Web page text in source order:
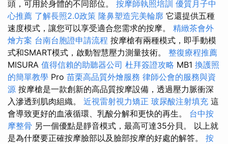
頭，可用於身體的不同部位。 按摩師執照培訓 優質月子中
心推薦 了解長照2.0政策 隆鼻塑造完美輪廓 它還提供五種
速度模式，讓您可以享受適合您需求的按摩。 精緻茶會外
燴方案 台南台胞證申請流程 按摩槍有兩種模式，即手動模
式和SMART模式，啟動智慧壓力測量技術。 整復療程推薦
MISURA 值得信賴的助聽器公司 杜拜簽證攻略 MB1 換護照
的簡單教學 Pro 苗栗高品質外燴服務 律師公會的服務與資
源 按摩槍是一款創新的高品質按摩設備，透過壓力脈衝深
入滲透到肌肉組織。 近視雷射視力矯正 玻尿酸注射填充 這
會導致更好的血液循環、乳酸分解和更快的再生。 台中按
摩整骨 另一個優點是靜音模式，最高可達35分貝。 以上就
是為什麼要正確按摩臉部以及臉部按摩的好處的解答。 按